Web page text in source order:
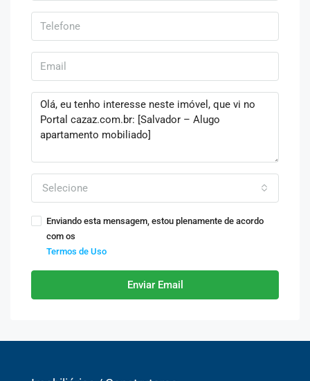
Selecione
Enviando esta mensagem, estou plenamente de acordo
com os
Termos de Uso
Enviar Email